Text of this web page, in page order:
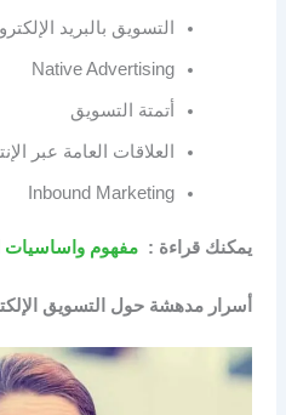
التسويق بالبريد
Native Advertising
أتمتة التسويق
العلاقات العامة عبر
Inbound Marketing
يمكنك قراءة : مفهوم واساسيات
أسرار مدهشة حول التسويق